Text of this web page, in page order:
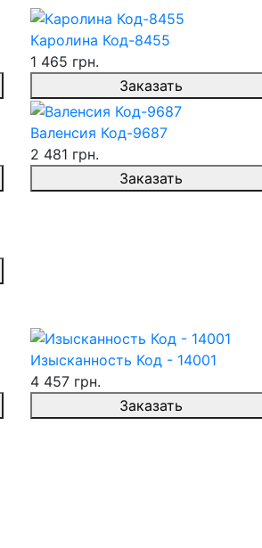
Каролина Код-8455
1 465 грн.
Заказать
Валенсия Код-9687
2 481 грн.
Заказать
Изысканность Код - 14001
4 457 грн.
Заказать